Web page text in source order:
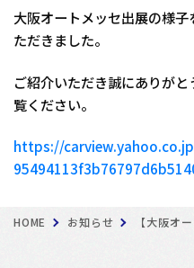
大阪オートメッセ出展の様
ただきました。
ご紹介いただき誠にありが
覧ください。
https://
HOME お知らせ 【大阪オ